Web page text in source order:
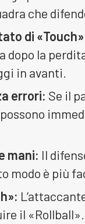
che
di
dopo la
in avanti.
errori: Se il
mani: Il
modo è più
il